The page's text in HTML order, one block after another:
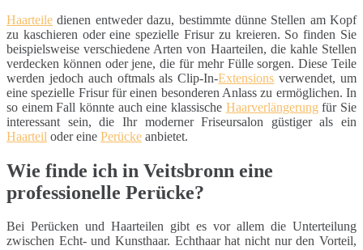
Haarteile dienen entweder dazu, bestimmte dünne Stellen am Kopf
zu kaschieren oder eine spezielle Frisur zu kreieren. So finden Sie
beispielsweise verschiedene Arten von Haarteilen, die kahle Stellen
verdecken können oder jene, die für mehr Fülle sorgen. Diese Teile
werden jedoch auch oftmals als Clip-In-Extensions verwendet, um
eine spezielle Frisur für einen besonderen Anlass zu ermöglichen. In
so einem Fall könnte auch eine klassische Haarverlängerung für Sie
interessant sein, die Ihr moderner Friseursalon güstiger als ein
Haarteil oder eine Perücke anbietet.
Wie finde ich in Veitsbronn eine
professionelle Perücke?
Bei Perücken und Haarteilen gibt es vor allem die Unterteilung
zwischen Echt- und Kunsthaar. Echthaar hat nicht nur den Vorteil,